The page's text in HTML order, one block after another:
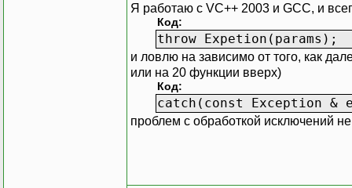
Я работаю с VC++ 2003 и GCC, и
Код:
throw Expetion(params);
и ловлю на зависимо от того, как
или на 20 функции вверх)
Код:
catch(const Exception &
проблем с обработкой исключений